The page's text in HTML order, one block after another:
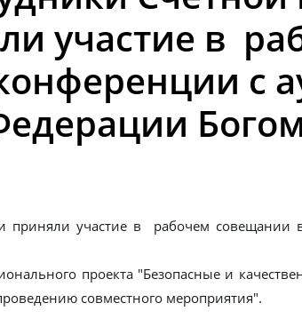
участие в
с
приняли участие в рабочем
проекта "Безопасные и
совместного мероприятия".